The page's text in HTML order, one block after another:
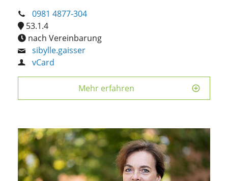
0981 4877-304
53.1.4
nach Vereinbarung
sibylle.gaisser
vCard
Mehr erfahren